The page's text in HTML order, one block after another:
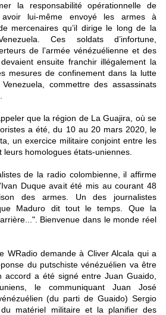
la responsabilité opérationnelle de
avoir lui-même envoyé les armes à
mercenaires qu’il dirige le long de la
Ces soldats d’infortune,
de l’armée vénézuélienne et des
ensuite franchir illégalement la
mesures de confinement dans la lutte
commettre des assassinats
que la région de La Guajira, où se
a été, du 10 au 20 mars 2020, le
un exercice militaire conjoint entre les
homologues états-uniennes.
de la radio colombienne, il affirme
Duque avait été mis au courant 48
des armes. Un des journalistes
Maduro dit tout le temps. Que la
Bienvenue dans le monde réel
WRadio demande à Cliver Alcala qui a
du putschiste vénézuélien va être
accord a été signé entre Juan Guaido,
le communiquant Juan José
(du parti de Guaido) Sergio
matériel militaire et la planifier des